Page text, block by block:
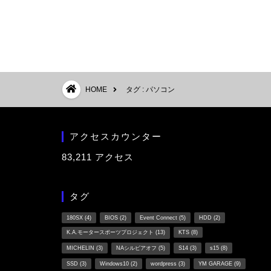
HOME タグ : パソコン
アクセスカウンター
83,211 アクセス
タグ
180SX (4) BIOS (2) Event Connect (5) HDD (2)
K.A.モータースポーツプロジェクト (13) KTS (8)
MICHELIN (3) NAシルビアオフ (5) S14 (3) s15 (8)
SSD (3) Windows10 (2) wordpress (3) YM GARAGE (9)